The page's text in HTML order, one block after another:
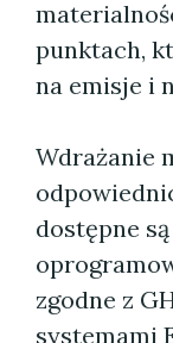
punktach,
na emisje i
Wdrażanie
dostępne
zgodne z
systemami